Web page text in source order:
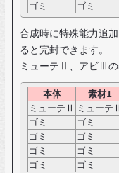
ゴミ
ゴミ
合成時に特殊能力追
ると完封できます。
ミューテⅡ、アビⅢの
本体 素材1
ミューテⅡ
ミューテⅡ
ゴミ
ゴミ
ゴミ
ゴミ
ゴミ
ゴミ
ゴミ
ゴミ